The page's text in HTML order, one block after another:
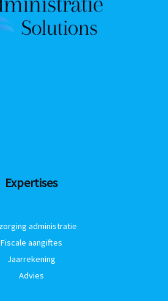
Expertises
administratie
Fiscale aangiftes
Jaarrekening
Advies